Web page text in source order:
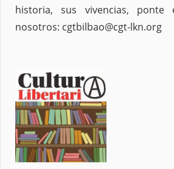
historia, sus vivencias, ponte
nosotros: cgtbilbao@cgt-lkn.org